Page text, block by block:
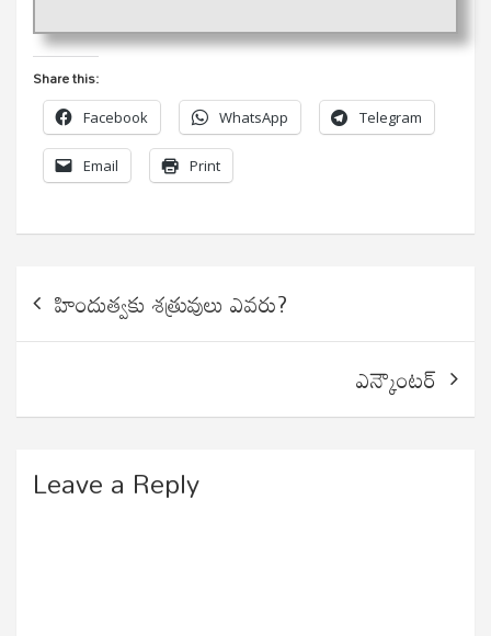
Share this:
Facebook WhatsApp Telegram
Email Print
navigation
హిందుత్వకు శత్రువులు ఎవరు?
ఎన్కౌంటర్
Leave a Reply